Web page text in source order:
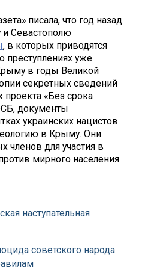
писала, что год назад
Севастополю
, в которых приводятся
преступлениях уже
в годы Великой
секретных сведений
«Без срока
документы
украинских нацистов
в Крыму. Они
членов для участия в
мирного населения.
наступательная
советского народа